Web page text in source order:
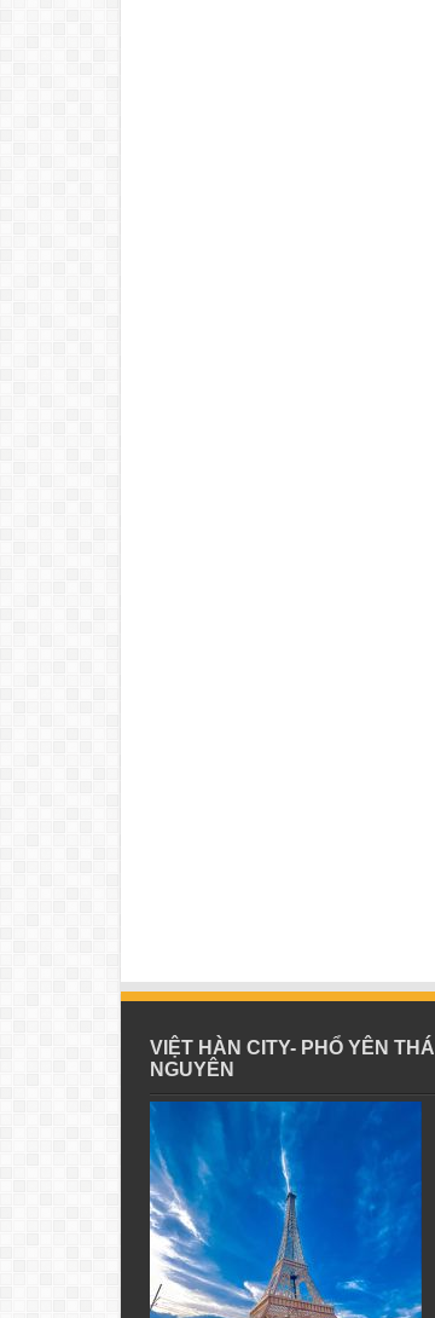
VIỆT HÀN CITY- PHỔ YÊN THÁI
NGUYÊN